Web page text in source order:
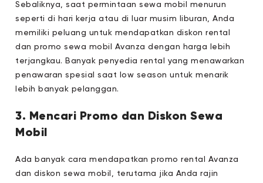
Sebaliknya, saat permintaan sewa mobil menurun
seperti di hari kerja atau di luar musim liburan, Anda
memiliki peluang untuk mendapatkan diskon rental
dan promo sewa mobil Avanza dengan harga lebih
terjangkau. Banyak penyedia rental yang menawarkan
penawaran spesial saat low season untuk menarik
lebih banyak pelanggan.
3. Mencari Promo dan Diskon Sewa
Mobil
Ada banyak cara mendapatkan promo rental Avanza
dan diskon sewa mobil, terutama jika Anda rajin